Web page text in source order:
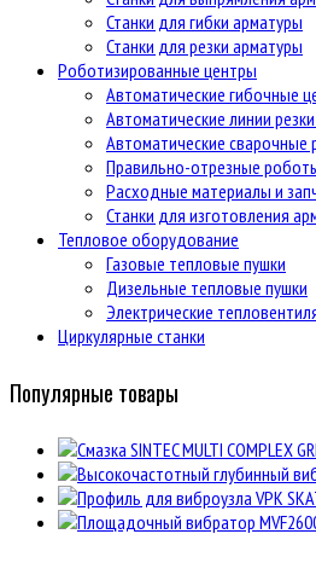
Станки для гибки арматуры
Станки для резки арматуры
Роботизированные центры
Автоматические гибочные
Автоматические линии
Автоматические сварочные
Правильно-отрезные
Расходные материалы и
Станки для изготовления
Тепловое оборудование
Газовые тепловые пушки
Дизельные тепловые пушки
Электрические
Циркулярные станки
Популярные товары